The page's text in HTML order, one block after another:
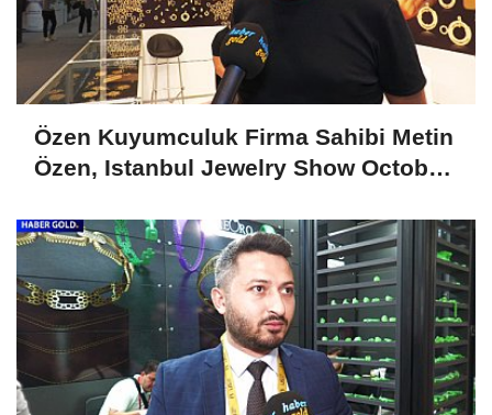
Özen Kuyumculuk Firma Sahibi Metin
Özen, Istanbul Jewelry Show October